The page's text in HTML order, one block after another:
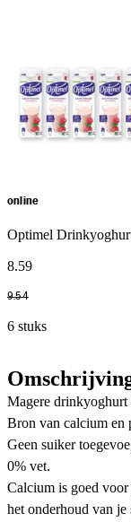
online
Optimel
8.59
9.54
6 stuks
Magere drinkyoghurt
Bron van calcium en
Geen suiker
0% vet.
Calcium is goed voor
het onderhoud van je